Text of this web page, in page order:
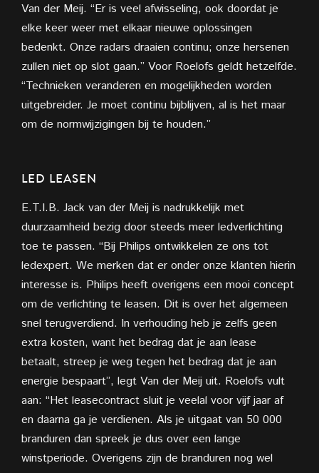
Van der Meij. “Er is veel afwisseling, ook doordat je
elke keer weer met elkaar nieuwe oplossingen
bedenkt. Onze radars draaien continu; onze hersenen
zullen niet op slot gaan.” Voor Roelofs geldt hetzelfde.
“Technieken veranderen en mogelijkheden worden
uitgebreider. Je moet continu bijblijven, al is het maar
om de normwijzigingen bij te houden.”
LED LEASEN
E.T.I.B. Jack van der Meij is nadrukkelijk met
duurzaamheid bezig door steeds meer ledverlichting
toe te passen. “Bij Philips ontwikkelen ze ons tot
ledexpert. We merken dat er onder onze klanten hierin
interesse is. Philips heeft overigens een mooi concept
om de verlichting te leasen. Dit is over het algemeen
snel terugverdiend. In verhouding heb je zelfs geen
extra kosten, want het bedrag dat je aan lease
betaalt, streep je weg tegen het bedrag dat je aan
energie bespaart”, legt Van der Meij uit. Roelofs vult
aan: “Het leasecontract sluit je veelal voor vijf jaar af
en daarna ga je verdienen. Als je uitgaat van 50 000
branduren dan spreek je dus over een lange
winstperiode. Overigens zijn de branduren nog wel